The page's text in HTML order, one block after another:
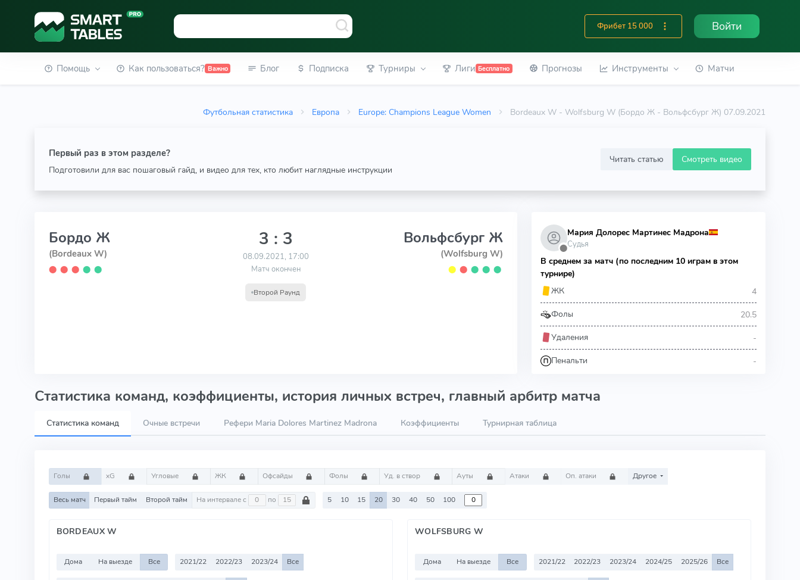
Фрибет 15 000 Войти
Помощь Как пользоваться? Важно Блог Подписка Турниры Лиги Бесплатно Прогнозы Инструменты Матчи
Футбольная статистика Европа Europe: Champions League Women Bordeaux W - Wolfsburg W (Бордо Ж - Вольфсбург Ж) 07.09.2021
Первый раз в этом разделе?
Подготовили для вас пошаговый гайд, и видео для тех, кто любит наглядные инструкции
Читать статью Смотреть видео
Бордо Ж
(Bordeaux W)
⬤ ⬤ ⬤ ⬤ ⬤
3 : 3
08.09.2021, 17:00
Матч окончен
Второй Раунд
Вольфсбург Ж
(Wolfsburg W)
⬤ ⬤ ⬤ ⬤ ⬤
⬤
Мария Долорес Мартинес Мадрона
Судья
В среднем за матч (по последним 10 играм в этом
турнире)
ЖК
4
Фолы 20.5
Удаления -
Пенальти -
Статистика команд, коэффициенты, история личных встреч, главный арбитр матча
Статистика команд Очные встречи Рефери Maria Dolores Martinez Madrona Коэффициенты Турнирная таблица
Голы xG Угловые ЖК Офсайды Фолы Уд. в створ Ауты Атаки Оп. атаки Другое
Весь матч Первый тайм Второй тайм На интервале с по 5 10 15 20 30 40 50 100
BORDEAUX W
Дома На выезде Все 2021/22 2022/23 2023/24 Все
WOLFSBURG W
Дома На выезде Все 2021/22 2022/23 2023/24 2024/25 2025/26 Все